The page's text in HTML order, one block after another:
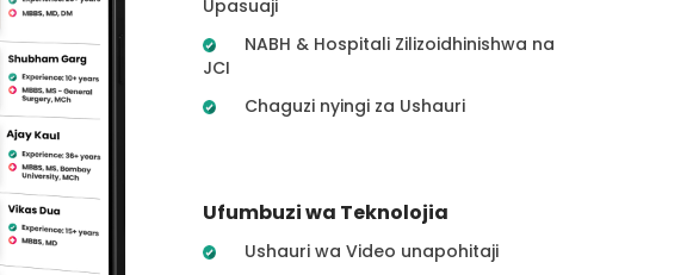
Upasuaji
NABH & Hospitali Zilizoidhinishwa na
JCI
Chaguzi nyingi za Ushauri
Ufumbuzi wa Teknolojia
Ushauri wa Video unapohitaji